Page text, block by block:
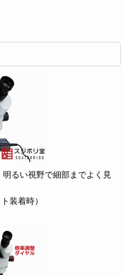
るい視野で細部までよく見
装着時）